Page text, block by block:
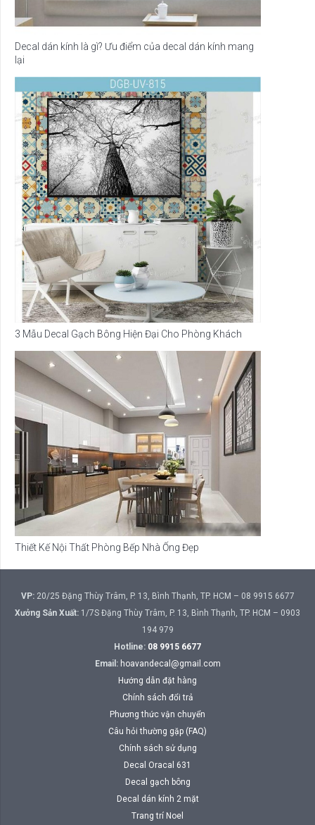
Decal dán kính là gì? Ưu điểm của decal dán kính mang
lại
3 Mẫu Decal Gạch Bông Hiện Đại Cho Phòng Khách
Thiết Kế Nội Thất Phòng Bếp Nhà Ống Đẹp
VP:20/25 Đặng Thùy Trâm, P. 13, Bình Thạnh, TP. HCM – 08 9915 6677
Xưởng Sản Xuất: 1/7S Đặng Thùy Trâm, P. 13, Bình Thạnh, TP. HCM – 0903
194 979
Hotline: 08 9915 6677
Email: hoavandecal@gmail.com
Hướng dẫn đặt hàng
Chính sách đổi trả
Phương thức vận chuyển
Câu hỏi thường gặp (FAQ)
Chính sách sử dụng
Decal Oracal 631
Decal gạch bông
Decal dán kính 2 mặt
Trang trí Noel